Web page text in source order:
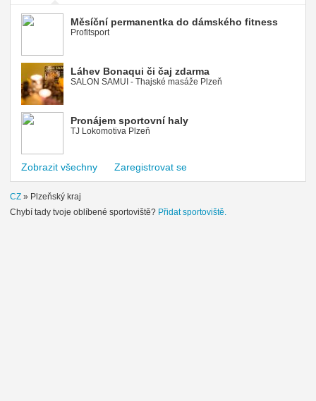
Měsíční permanentka do dámského fitness
Profitsport
Láhev Bonaqui či čaj zdarma
SALON SAMUI - Thajské masáže Plzeň
Pronájem sportovní haly
TJ Lokomotiva Plzeň
Zobrazit všechny Zaregistrovat se
CZ » Plzeňský kraj
Chybí tady tvoje oblíbené sportoviště? Přidat sportoviště.